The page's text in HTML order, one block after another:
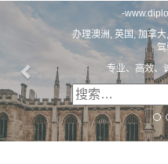
-
办理澳洲, 英国, 加拿大
驾
专业、高效、